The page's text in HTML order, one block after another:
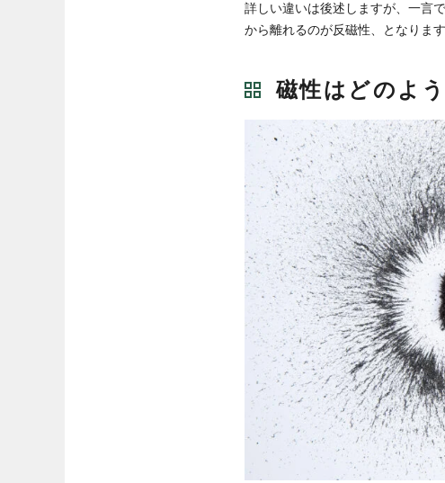
詳しい違いは後述しますが、一言
から離れるのが反磁性、となります
磁性はどのよ